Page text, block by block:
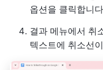
옵션을 클릭합니다
결과 메뉴에서 취
텍스트에 취소선